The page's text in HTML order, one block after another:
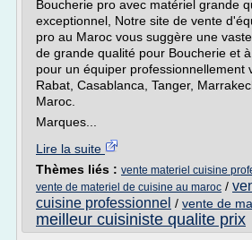
Boucherie pro avec matériel grande
exceptionnel, Notre site de vente
pro au Maroc vous suggère une
de grande qualité pour Boucherie et
pour un équiper professionnellement
Rabat, Casablanca, Tanger,
Maroc.
Marques...
Lire la suite
Thèmes liés : vente materiel cuisine
vente de materiel de cuisine au maroc /
cuisine professionnel / vente de
meilleur cuisiniste qualite prix